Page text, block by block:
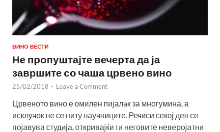
ВИНО ВЕСТИ
Не пропуштајте вечерта да ја
завршите со чаша црвено вино
25/02/2018 - Leave a Comment
Црвеното вино е омилен пијалaк за многумина, а
исклучок не се ниту научниците. Речиси секој ден се
појавува студија, откривајќи ги неговите неверојатни